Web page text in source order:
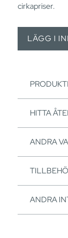
cirkapriser.
LÄGG I
HITTA
ANDRA
ANDRA